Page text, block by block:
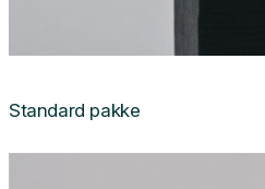
Standard pakke